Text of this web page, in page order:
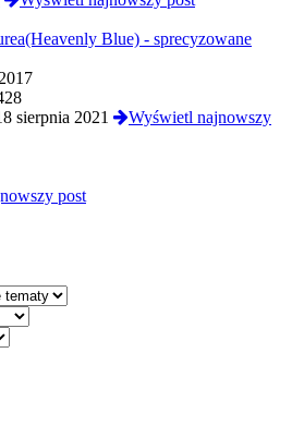
Blue) - sprecyzowane
sierpnia 2021
Wyświetl najnowszy
post